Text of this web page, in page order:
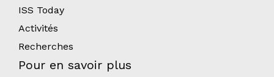
ISS Today
Activités
Recherches
Pour en savoir plus